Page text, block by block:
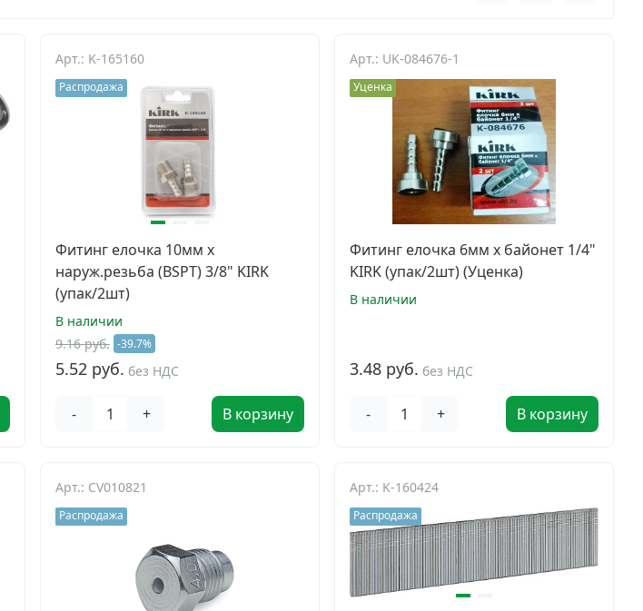
Арт.: K-165160
Распродажа
Фитинг елочка 10мм х
наруж.резьба (BSPT) 3/8" KIRK
(упак/2шт)
В наличии
9.16 руб. -39.7%
5.52 руб. без НДС
- + В корзину
Арт.: UK-084676-1
Уценка
Фитинг елочка 6мм х байонет 1/4"
KIRK (упак/2шт) (Уценка)
В наличии
3.48 руб. без НДС
- + В корзину
Арт.: CV010821
Распродажа
Арт.: K-160424
Распродажа